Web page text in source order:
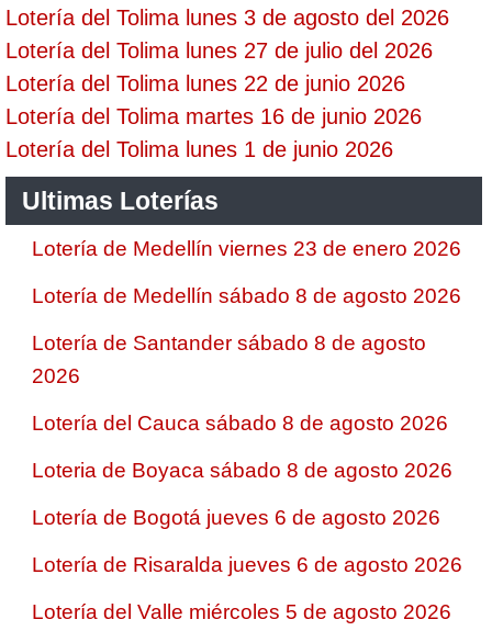
Lotería del Tolima lunes 3 de agosto del 2026
Lotería del Tolima lunes 27 de julio del 2026
Lotería del Tolima lunes 22 de junio 2026
Lotería del Tolima martes 16 de junio 2026
Lotería del Tolima lunes 1 de junio 2026
Ultimas Loterías
Lotería de Medellín viernes 23 de enero 2026
Lotería de Medellín sábado 8 de agosto 2026
Lotería de Santander sábado 8 de agosto
2026
Lotería del Cauca sábado 8 de agosto 2026
Loteria de Boyaca sábado 8 de agosto 2026
Lotería de Bogotá jueves 6 de agosto 2026
Lotería de Risaralda jueves 6 de agosto 2026
Lotería del Valle miércoles 5 de agosto 2026